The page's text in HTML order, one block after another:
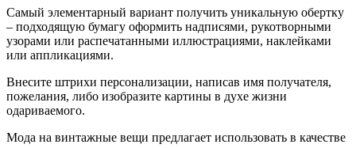
Самый элементарный вариант получить уникальную обертку
– подходящую бумагу оформить надписями, рукотворными
узорами или распечатанными иллюстрациями, наклейками
или аппликациями.
Внесите штрихи персонализации, написав имя получателя,
пожелания, либо изобразите картины в духе жизни
одариваемого.
Мода на винтажные вещи предлагает использовать в качестве